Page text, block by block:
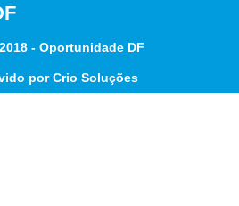
- Oportunidade DF
por Crio Soluções